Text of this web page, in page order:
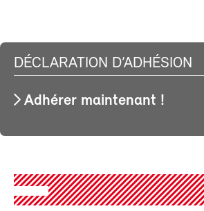
DÉCLARATION D’ADHÉSION
Adhérer maintenant !